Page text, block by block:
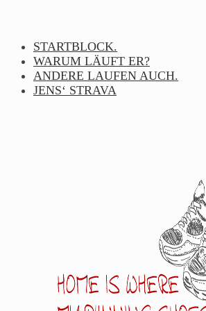
contentSTARTBLOCK.
WARUM LÄUFT ER?
ANDERE LAUFEN AUCH.
JENS‘ STRAVA